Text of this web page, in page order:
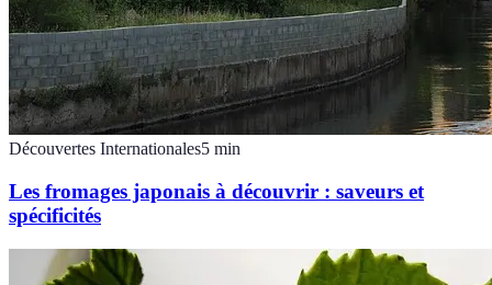
Découvertes Internationales5 min
Les fromages japonais à découvrir : saveurs et
spécificités